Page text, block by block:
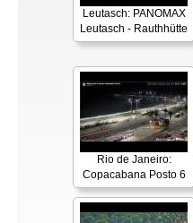
Leutasch: PANOMAX
Leutasch - Rauthhütte
Rio de Janeiro:
Copacabana Posto 6